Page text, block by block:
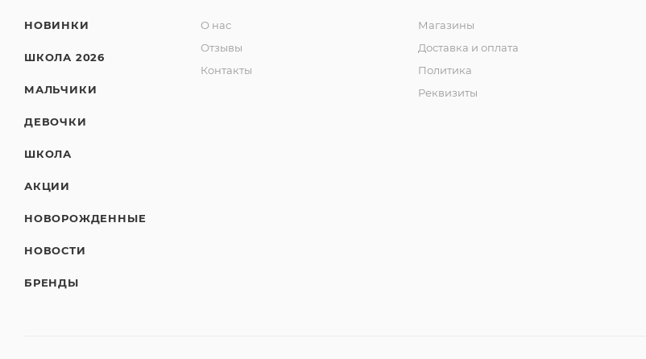
НОВИНКИ
ШКОЛА 2026
МАЛЬЧИКИ
ДЕВОЧКИ
ШКОЛА
АКЦИИ
НОВОРОЖДЕННЫЕ
НОВОСТИ
БРЕНДЫ
О нас
Отзывы
Контакты
Магазины
Доставка и оплата
Политика
Реквизиты